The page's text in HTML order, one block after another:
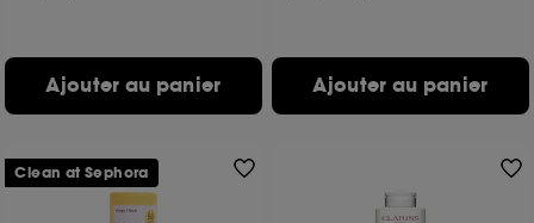
Ajouter au panier Ajouter au panier
Clean at Sephora